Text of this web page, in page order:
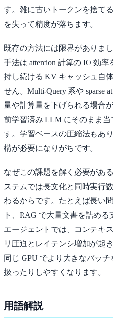
す。雑に古いトークンを捨て
を失って精度が落ちます。
既存の方法には限界がありま
手法は attention 計算の IO 効
持し続ける KV キャッシュ自
せん。Multi-Query 系や sparse
量や計算量を下げられる場合
前学習済み LLM にそのまま
す。学習ベースの圧縮法もあ
構が必要になりがちです。
なぜこの課題を解く必要があ
ステムでは長文化と同時実行
わるからです。たとえば長い
ト、RAG で大量文書を詰め
エージェントでは、コンテキ
リ圧迫とレイテンシ増加が起
同じ GPU でより大きなバッ
扱ったりしやすくなります。
用語解説